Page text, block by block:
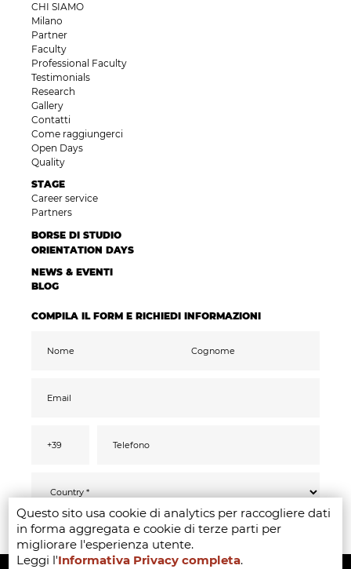
Questo sito usa cookie di analytics per raccogliere dati
in forma aggregata e cookie di terze parti per
migliorare l'esperienza utente.
Leggi l'Informativa Privacy completa.
CHI SIAMO
Milano
Partner
Faculty
Professional Faculty
Testimonials
Research
Gallery
Contatti
Come raggiungerci
Open Days
Quality
STAGE
Career service
Partners
BORSE DI STUDIO
ORIENTATION DAYS
NEWS & EVENTI
BLOG
COMPILA IL FORM E RICHIEDI INFORMAZIONI
Ai sensi del GDPR 2016/679, confermo di aver
letto compreso ed acconsentito
all’informativa privacy
Accetto il trattamento dati ai fini di ricevere
comunicazioni promozionali e offerte
Copyright ©2020-2024 - Milano Fashion Institute - Via Durando 38 -